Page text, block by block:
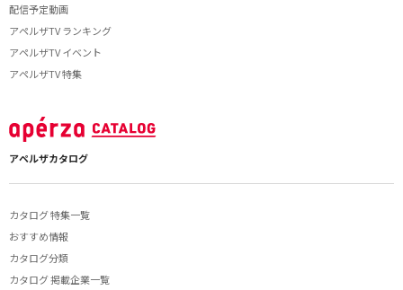
配信予定動画
アペルザTV ランキング
アペルザTV イベント
アペルザTV 特集
アペルザカタログ
カタログ 特集一覧
おすすめ情報
カタログ分類
カタログ 掲載企業一覧